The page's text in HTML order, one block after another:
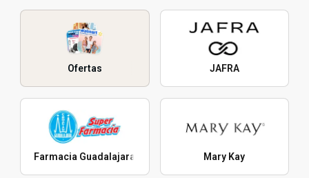
Ofertas JAFRA
Farmacia Guadalajara Mary Kay